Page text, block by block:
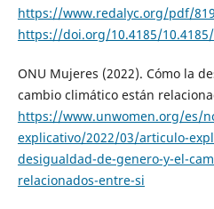
https://www.redalyc.org/pdf/
https://doi.org/10.4185/10.4185/
ONU Mujeres (2022). Cómo la
cambio climático están
https://www.unwomen.org/es/
explicativo/2022/03/articulo-
desigualdad-de-genero-y-el-
relacionados-entre-si